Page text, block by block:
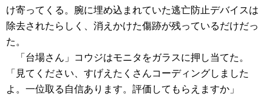
け寄ってくる。腕に埋め込まれていた逃亡防止デバイスは
除去されたらしく、消えかけた傷跡が残っているだけだっ
た。
「台場さん」コウジはモニタをガラスに押し当てた。
「見てください、すげえたくさんコーディングしました
よ。一位取る自信あります。評価してもらえますか」